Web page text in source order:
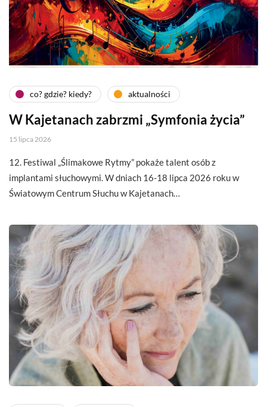
co? gdzie? kiedy? aktualności
W Kajetanach zabrzmi „Symfonia życia”
15 lipca 2026
12. Festiwal „Ślimakowe Rytmy” pokaże talent osób z
implantami słuchowymi. W dniach 16-18 lipca 2026 roku w
Światowym Centrum Słuchu w Kajetanach…